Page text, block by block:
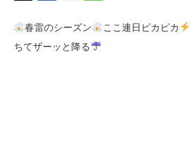
春雷のシーズン ここ連日ピカピカ
ちてザーッと降る